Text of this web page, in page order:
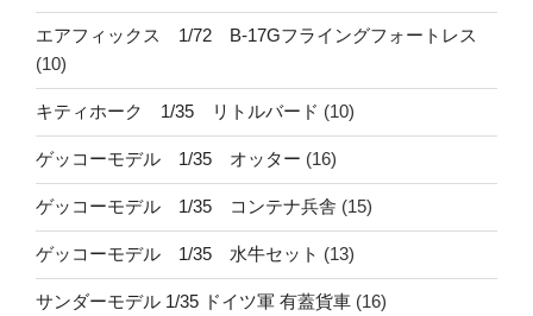
エアフィックス 1/72 B-17Gフライングフォートレス
(10)
キティホーク 1/35 リトルバード (10)
ゲッコーモデル 1/35 オッター (16)
ゲッコーモデル 1/35 コンテナ兵舎 (15)
ゲッコーモデル 1/35 水牛セット (13)
サンダーモデル 1/35 ドイツ軍 有蓋貨車 (16)